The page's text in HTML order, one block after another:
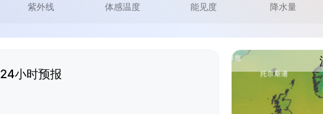
紫外线 体感温度 能见度 降水量
24小时预报